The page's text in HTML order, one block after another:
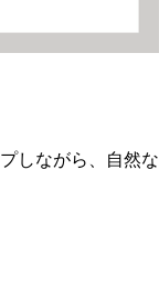
しながら、自然な